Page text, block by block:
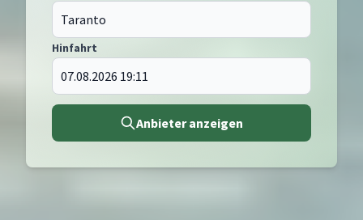
Hinfahrt
Anbieter anzeigen